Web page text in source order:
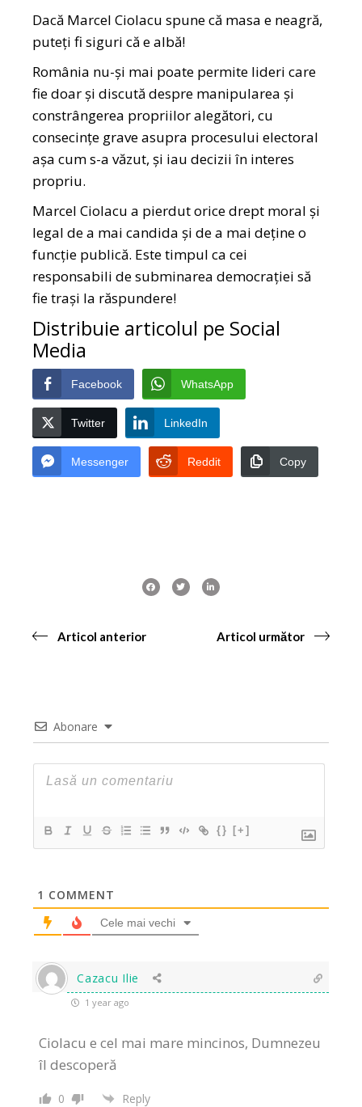
Dacă Marcel Ciolacu spune că masa e neagră,
puteți fi siguri că e albă!
România nu-și mai poate permite lideri care
fie doar și discută despre manipularea și
constrângerea propriilor alegători, cu
consecințe grave asupra procesului electoral
așa cum s-a văzut, și iau decizii în interes
propriu.
Marcel Ciolacu a pierdut orice drept moral și
legal de a mai candida și de a mai deține o
funcție publică. Este timpul ca cei
responsabili de subminarea democrației să
fie trași la răspundere!
Distribuie articolul pe Social
Media
Facebook WhatsApp
Twitter LinkedIn
Messenger Reddit Copy
Articol anterior Articol următor
Abonare
{} [+]
1 COMMENT
Cele mai vechi
Cazacu Ilie
1 year ago
Ciolacu e cel mai mare mincinos, Dumnezeu
îl descoperă
0 Reply